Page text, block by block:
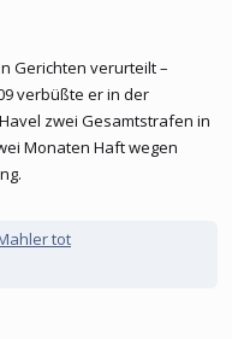
Gerichten verurteilt –
verbüßte er in der
zwei Gesamtstrafen in
Monaten Haft wegen
tot